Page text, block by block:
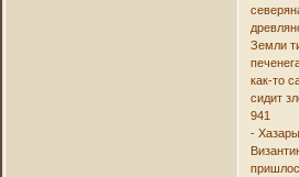
Земли
как-то
сидит
941
-